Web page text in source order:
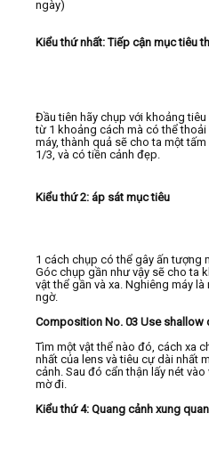
ngày)
Kiểu thứ nhất: Tiếp cận mục tiêu
Đầu tiên hãy chụp với khoảng
từ 1 khoảng cách mà có thể
máy, thành quả sẽ cho ta một
1/3, và có tiền cảnh đẹp.
Kiểu thứ 2: áp sát mục tiêu
1 cách chụp có thể gây ấn tượng
Góc chụp gần như vậy sẽ cho ta
vật thể gần và xa. Nghiêng máy
ngờ.
Composition No. 03 Use shallow
Tìm một vật thể nào đó, cách xa
nhất của lens và tiêu cự dài nhất
cảnh. Sau đó cẩn thận lấy nét
mờ đi.
Kiểu thứ 4: Quang cảnh xung